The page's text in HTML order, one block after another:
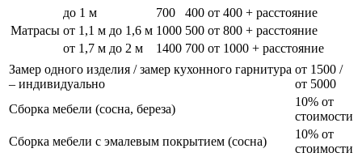
Матрасы
до 1 м 700 400 от 400 + расстояние
от 1,1 м до 1,6 м 1000 500 от 800 + расстояние
от 1,7 м до 2 м
1400 700 от 1000 + расстояние
Замер одного изделия / замер кухонного гарнитура
– индивидуально
от 1500 /
от 5000
Сборка мебели (сосна, береза)
10% от
стоимости
Сборка мебели с эмалевым покрытием (сосна)
10% от
стоимости